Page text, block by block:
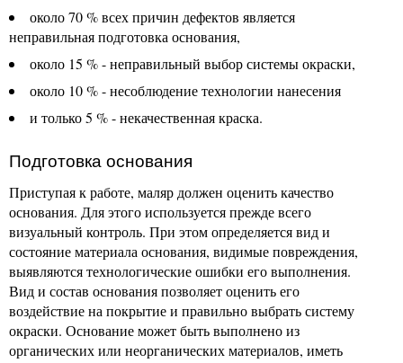
около 70 % всех причин дефектов является
неправильная подготовка основания,
около 15 % - неправильный выбор системы окраски,
около 10 % - несоблюдение технологии нанесения
и только 5 % - некачественная краска.
Подготовка основания
Приступая к работе, маляр должен оценить качество
основания. Для этого используется прежде всего
визуальный контроль. При этом определяется вид и
состояние материала основания, видимые повреждения,
выявляются технологические ошибки его выполнения.
Вид и состав основания позволяет оценить его
воздействие на покрытие и правильно выбрать систему
окраски. Основание может быть выполнено из
органических или неорганических материалов, иметь